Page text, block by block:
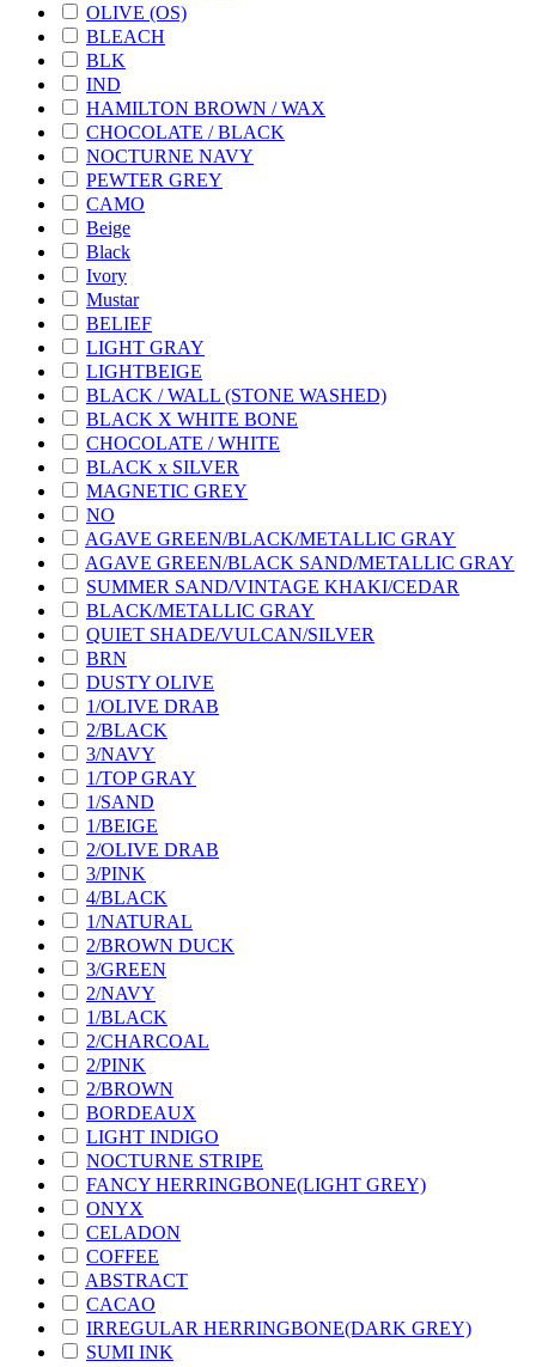
OLIVE (OS)
BLEACH
BLK
IND
HAMILTON BROWN / WAX
CHOCOLATE / BLACK
NOCTURNE NAVY
PEWTER GREY
CAMO
Beige
Black
Ivory
Mustar
BELIEF
LIGHT GRAY
LIGHTBEIGE
BLACK / WALL (STONE WASHED)
BLACK X WHITE BONE
CHOCOLATE / WHITE
BLACK x SILVER
MAGNETIC GREY
NO
AGAVE GREEN/BLACK/METALLIC GRAY
AGAVE GREEN/BLACK SAND/METALLIC GRAY
SUMMER SAND/VINTAGE KHAKI/CEDAR
BLACK/METALLIC GRAY
QUIET SHADE/VULCAN/SILVER
BRN
DUSTY OLIVE
1/OLIVE DRAB
2/BLACK
3/NAVY
1/TOP GRAY
1/SAND
1/BEIGE
2/OLIVE DRAB
3/PINK
4/BLACK
1/NATURAL
2/BROWN DUCK
3/GREEN
2/NAVY
1/BLACK
2/CHARCOAL
2/PINK
2/BROWN
BORDEAUX
LIGHT INDIGO
NOCTURNE STRIPE
FANCY HERRINGBONE(LIGHT GREY)
ONYX
CELADON
COFFEE
ABSTRACT
CACAO
IRREGULAR HERRINGBONE(DARK GREY)
SUMI INK